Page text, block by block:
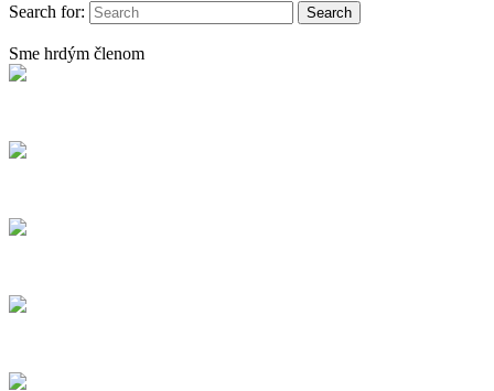
Search for:
Sme hrdým členom